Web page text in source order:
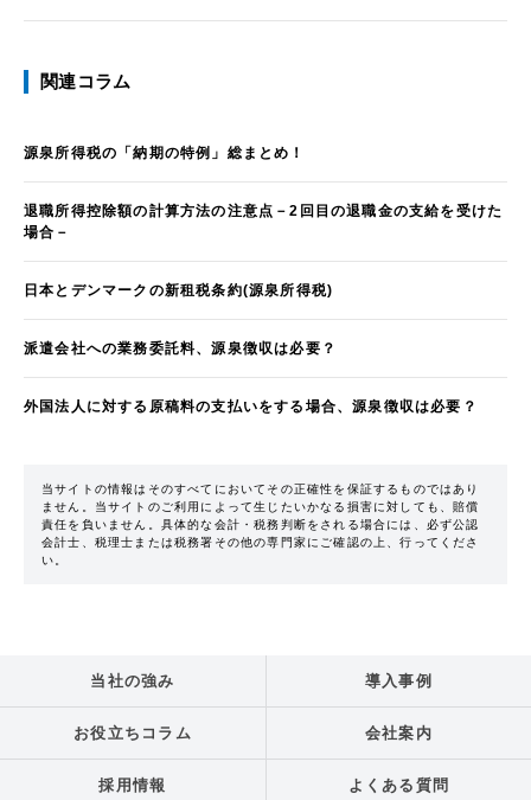
関連コラム
源泉所得税の「納期の特例」総まとめ！
退職所得控除額の計算方法の注意点－2回目の退職金の支給を受けた
場合－
日本とデンマークの新租税条約(源泉所得税)
派遣会社への業務委託料、源泉徴収は必要？
外国法人に対する原稿料の支払いをする場合、源泉徴収は必要？
当サイトの情報はそのすべてにおいてその正確性を保証するものではあり
ません。当サイトのご利用によって生じたいかなる損害に対しても、賠償
責任を負いません。具体的な会計・税務判断をされる場合には、必ず公認
会計士、税理士または税務署その他の専門家にご確認の上、行ってくださ
い。
当社の強み 導入事例
お役立ちコラム 会社案内
採用情報 よくある質問